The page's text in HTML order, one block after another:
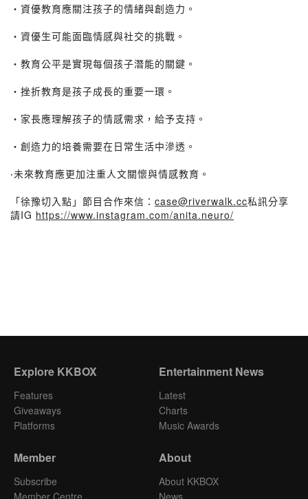
・資優教育應關注孩子的情緒與創造力。
・資優生可能面臨情感與社交的挑戰。
・教育公平是實現每個孩子潛能的關鍵。
・挫折教育是孩子成長的重要一環。
・家長應理解孩子的情感需求，給予支持。
・創造力的培養需要在日常生活中滲透。
‧未來教育應更加注重人文關懷與情感教育。
「徐豫切入點」節目合作來信： case@riverwalk.cc私訊分享
請IG https://www.instagram.com/anita.neuro/
Explore KKBOX
Features
Giveaways
Platforms
Entertainment News
Latest
Charts
Music Awards
Member
Subscribe
Member Centre
About
About KKBOX
News